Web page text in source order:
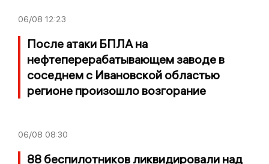
06/08 12:23
После атаки БПЛА на
нефтеперерабатывающем заводе в
соседнем с Ивановской областью
регионе произошло возгорание
06/08 08:30
88 беспилотников ликвидировали над